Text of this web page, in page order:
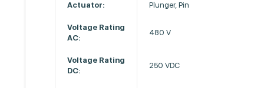
Actuator: Plunger, Pin
Voltage Rating
AC:
480 V
Voltage Rating
DC:
250 VDC